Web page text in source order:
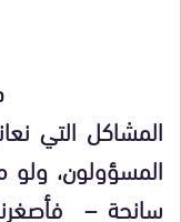
دعني
المشاكل التي
المسؤولون،